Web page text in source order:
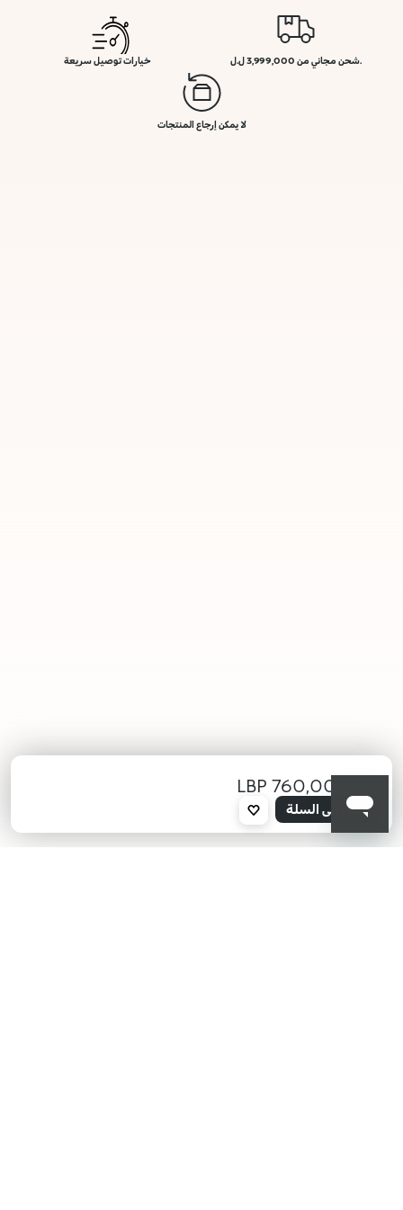
30
Blue
760,000.00 LBP
أضف إلى السلة
.شحن مجاني من 3,999,000 ل.ل خيارات توصيل سريعة
لا يمكن إرجاع المنتجات